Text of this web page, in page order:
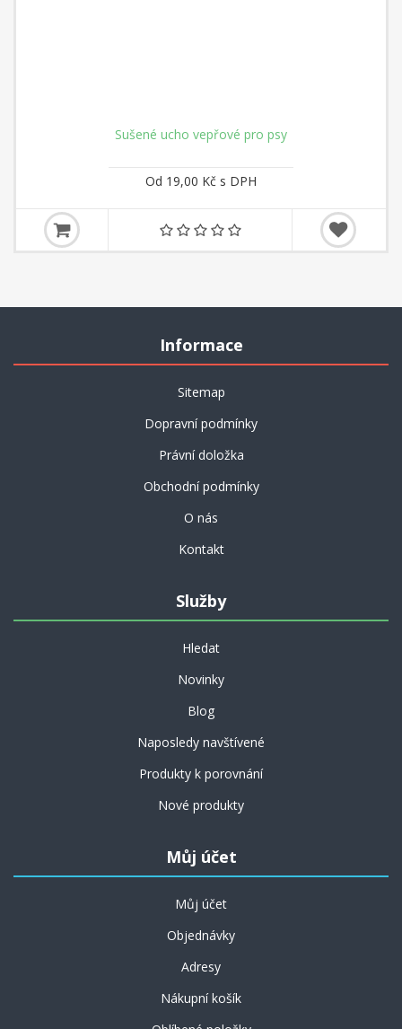
Sušené ucho vepřové pro psy
Od 19,00 Kč s DPH
Informace
Sitemap
Dopravní podmínky
Právní doložka
Obchodní podmínky
O nás
Kontakt
Služby
Hledat
Novinky
Blog
Naposledy navštívené
Produkty k porovnání
Nové produkty
Můj účet
Můj účet
Objednávky
Adresy
Nákupní košík